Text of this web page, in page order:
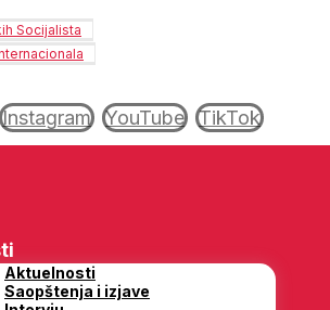
Socijalista
Instagram YouTube TikTok
Aktuelnosti
Saopštenja i izjave